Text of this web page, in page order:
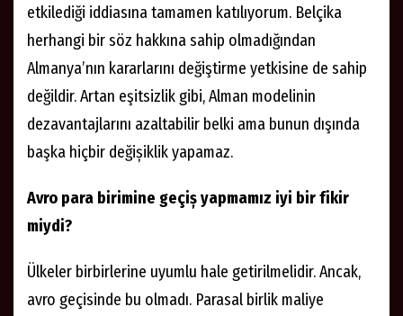
etkilediği iddiasına tamamen katılıyorum. Belçika
herhangi bir söz hakkına sahip olmadığından
Almanya’nın kararlarını değiştirme yetkisine de sahip
değildir. Artan eşitsizlik gibi, Alman modelinin
dezavantajlarını azaltabilir belki ama bunun dışında
başka hiçbir değișiklik yapamaz.
Avro para birimine geçiș yapmamız iyi bir fikir
miydi?
Ülkeler birbirlerine uyumlu hale getirilmelidir. Ancak,
avro geçisinde bu olmadı. Parasal birlik maliye